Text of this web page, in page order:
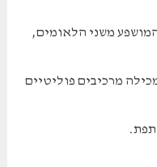
משני הלאומים,
מרכיבים פוליטיים